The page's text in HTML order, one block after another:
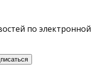
по электронной